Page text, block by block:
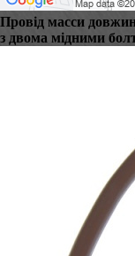
Провід масси
з двома мідними